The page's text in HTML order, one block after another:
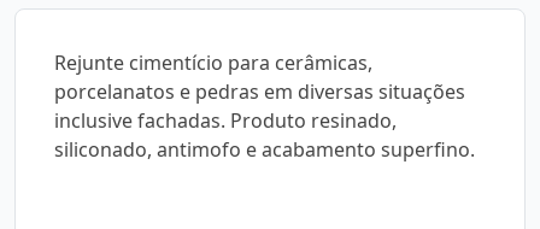
Rejunte cimentício para cerâmicas,
porcelanatos e pedras em diversas situações
inclusive fachadas. Produto resinado,
siliconado, antimofo e acabamento superfino.